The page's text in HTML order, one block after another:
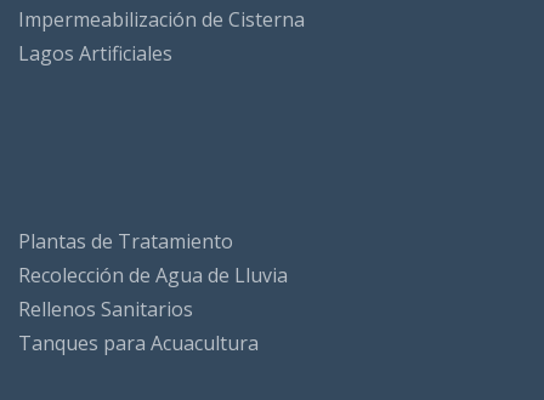
Impermeabilización de Cisterna
Lagos Artificiales
Plantas de Tratamiento
Recolección de Agua de Lluvia
Rellenos Sanitarios
Tanques para Acuacultura